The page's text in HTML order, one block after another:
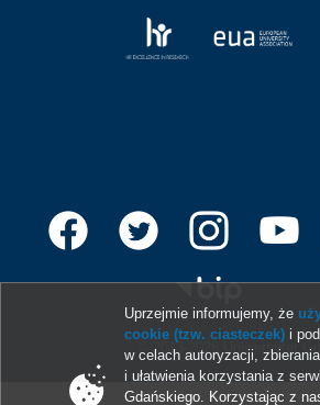
© 2013-2026 Uniwersytet
Uprzejmie informujemy, że
cookie (tzw. ciasteczek) i
w celach autoryzacji,
i ułatwienia korzystania z
Gdańskiego. Korzystając z